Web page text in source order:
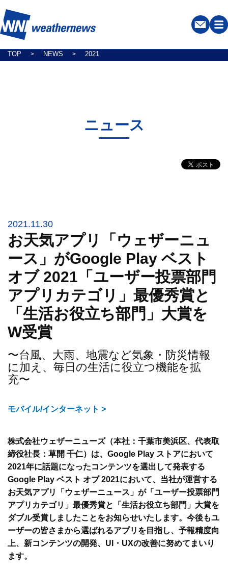
TOP > NEWS > 2021
ニュース
2021.11.30
お天気アプリ「ウェザーニュ
ース」がGoogle Play ベスト
オブ 2021「ユーザー投票部門
アプリカテゴリ」最優秀賞と
「生活お役立ち部門」大賞を
W受賞
〜台風、大雨、地震など気象・防災情報
に加え、毎日の生活に役立つ機能を拡
充〜
モバイル/インターネット >
株式会社ウェザーニューズ（本社：千葉市美浜区、代表取
締役社長：草開 千仁）は、Google Play ストアにおいて
2021年に話題になったコンテンツを選出して発表する
Google Play ベスト オブ 2021において、当社が運営する
お天気アプリ「ウェザーニュース」が「ユーザー投票部門
アプリカテゴリ」最優秀賞と「生活お役立ち部門」大賞を
ダブル受賞しましたことをお知らせいたします。今後もユ
ーザーの皆さまから選ばれるアプリを目指し、予報精度向
上、新コンテンツの開発、UI・UXの改善に努めてまいり
ます。